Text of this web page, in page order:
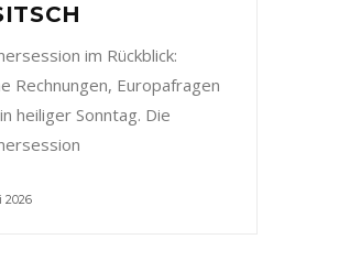
im Rückblick:
Rechnungen, Europafragen
heiliger Sonntag. Die
2026